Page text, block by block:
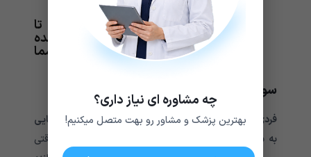
پزشک مشورت کنید.
یک دفتر رژیم غذایی داشته باشید تا
بتوانید علت بروز علائم را در خود مشاهده
کنید. این کار حذف مواد غذایی را برای شما
آسان تر می کند.
سوالات متداول در مورد بیماری کرون
فردی که از بیماری کرون رنج می برد باید از خوردن چه غذاهایی
به شدت خودداری کند؟
به طور کلی، در طول بیماری، وقتی
چه مشاوره ای نیاز داری؟
بهترین پزشک و مشاور رو بهت متصل میکنیم!